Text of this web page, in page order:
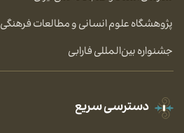
پژوهشگاه علوم انسانی و مطالعات فرهنگی
جشنواره بین‌المللی فارابی
دسترسی سریع